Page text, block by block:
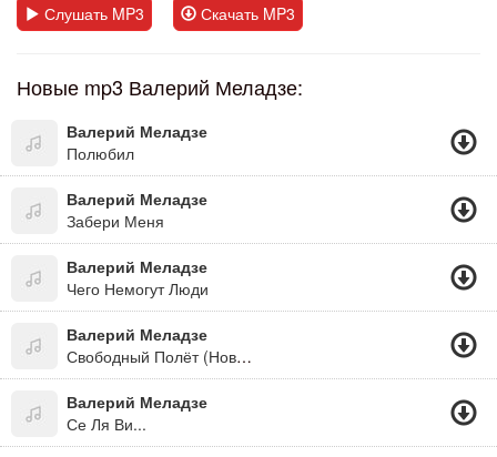
Слушать MP3 Скачать MP3
Новые mp3 Валерий Меладзе:
Валерий Меладзе
Полюбил
Валерий Меладзе
Забери Меня
Валерий Меладзе
Чего Немогут Люди
Валерий Меладзе
Свободный Полёт (Новинка 2015)
Валерий Меладзе
Се Ля Ви...